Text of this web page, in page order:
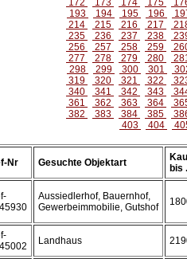
172
173 174 175
193
194 195 196
214
215 216 217
235
236 237 238
256
257 258 259
277
278 279 280
298
299 300 301
319
320 321 322
340
341 342 343
361
362 363 364
382
383 384 385
403
404
Nr Gesuchte Objektart
bis
Aussiedlerhof, Bauernhof,
Gewerbeimmobilie, Gutshof
Landhaus